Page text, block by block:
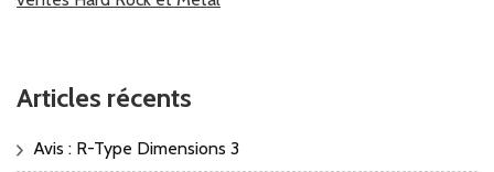
Articles récents
Avis : R-Type Dimensions 3